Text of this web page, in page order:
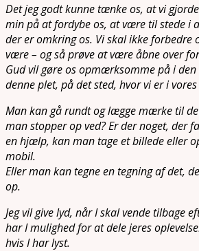
Det jeg godt kunne tænke os, at vi
min på at fordybe os, at være til stede i
der er omkring os. Vi skal ikke forbedre
være – og så prøve at være åbne over
Gud vil gøre os opmærksomme på i
denne plet, på det sted, hvor vi er i vores
Man kan gå rundt og lægge mærke til
man stopper op ved? Er der noget, der
en hjælp, kan man tage et billede eller
mobil.
Eller man kan tegne en tegning af det,
op.
Jeg vil give lyd, når I skal vende tilbage
har I mulighed for at dele jeres
hvis I har lyst.